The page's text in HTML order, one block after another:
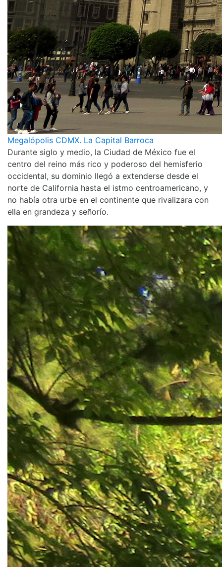
Megalópolis CDMX. La Capital Barroca
Durante siglo y medio, la Ciudad de México fue el
centro del reino más rico y poderoso del hemisferio
occidental, su dominio llegó a extenderse desde el
norte de California hasta el istmo centroamericano, y
no había otra urbe en el continente que rivalizara con
ella en grandeza y señorío.